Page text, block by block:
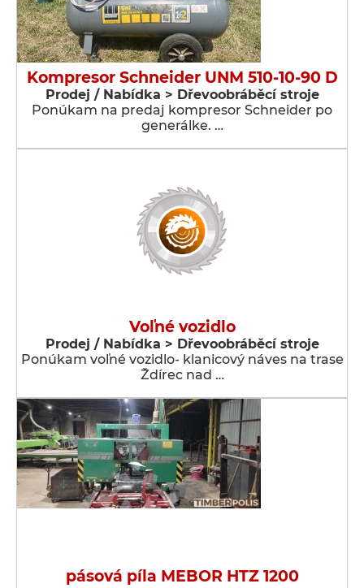
Kompresor Schneider UNM 510-10-90 D
Prodej / Nabídka > Dřevoobráběcí stroje
Ponúkam na predaj kompresor Schneider po
generálke. …
Voľné vozidlo
Prodej / Nabídka > Dřevoobráběcí stroje
Ponúkam voľné vozidlo- klanicový náves na trase
Ždírec nad …
pásová píla MEBOR HTZ 1200